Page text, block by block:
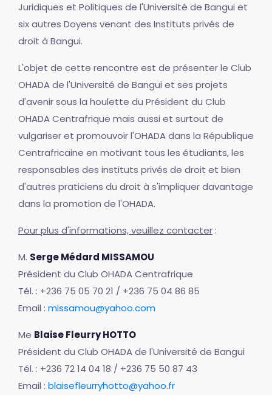
Juridiques et Politiques de l'Université de Bangui et
six autres Doyens venant des Instituts privés de
droit à Bangui.
L'objet de cette rencontre est de présenter le Club
OHADA de l'Université de Bangui et ses projets
d'avenir sous la houlette du Président du Club
OHADA Centrafrique mais aussi et surtout de
vulgariser et promouvoir l'OHADA dans la République
Centrafricaine en motivant tous les étudiants, les
responsables des instituts privés de droit et bien
d'autres praticiens du droit à s'impliquer davantage
dans la promotion de l'OHADA.
Pour plus d'informations, veuillez contacter :
M. Serge Médard MISSAMOU
Président du Club OHADA Centrafrique
Tél. : +236 75 05 70 21 / +236 75 04 86 85
Email : missamou@yahoo.com
Me Blaise Fleurry HOTTO
Président du Club OHADA de l'Université de Bangui
Tél. : +236 72 14 04 18 / +236 75 50 87 43
Email : blaisefleurryhotto@yahoo.fr